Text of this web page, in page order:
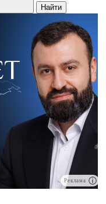
Найти
Реклама